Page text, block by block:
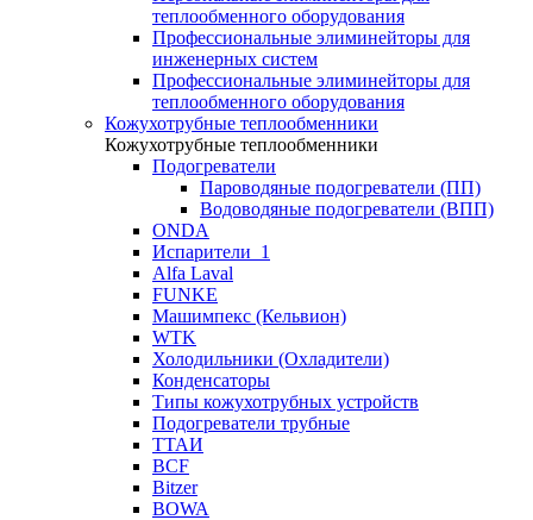
теплообменного оборудования
Профессиональные элиминейторы для
инженерных систем
Профессиональные элиминейторы для
теплообменного оборудования
Кожухотрубные теплообменники
Кожухотрубные теплообменники
Подогреватели
Пароводяные подогреватели (ПП)
Водоводяные подогреватели (ВПП)
ONDA
Испарители_1
Alfa Laval
FUNKE
Машимпекс (Кельвион)
WTK
Холодильники (Охладители)
Конденсаторы
Типы кожухотрубных устройств
Подогреватели трубные
ТТАИ
BCF
Bitzer
BOWA